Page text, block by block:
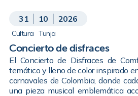
31 10 2026
Cultura Tunja
Concierto de disfraces
El Concierto de Disfraces de
temático y lleno de color inspirado
carnavales de Colombia, donde
una pieza musical emblemática